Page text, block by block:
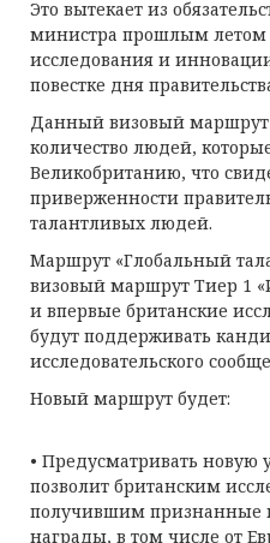
Это вытекает из
министра прошлым летом
исследования и
повестке дня
Данный визовый маршрут
количество людей,
Великобританию, что
приверженности
талантливых людей.
Маршрут «Глобальный
визовый маршрут Тиер 1
и впервые британские
будут поддерживать
исследовательского
Новый маршрут будет:
• Предусматривать новую
позволит британским
получившим признанные
награды, в том числе от